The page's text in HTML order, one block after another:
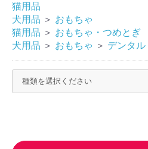
猫用品
犬用品 ＞ おもちゃ
猫用品 ＞ おもちゃ・つめとぎ
犬用品 ＞ おもちゃ ＞ デンタル